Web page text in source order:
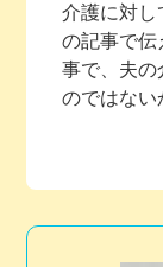
介護に対し
の記事で伝
事で、夫の
のではない